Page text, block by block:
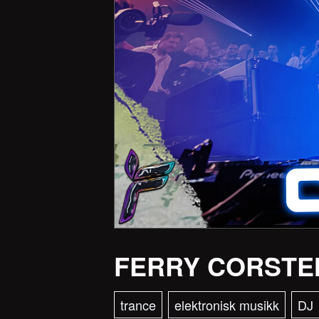
FERRY
trance elektronisk musikk DJ